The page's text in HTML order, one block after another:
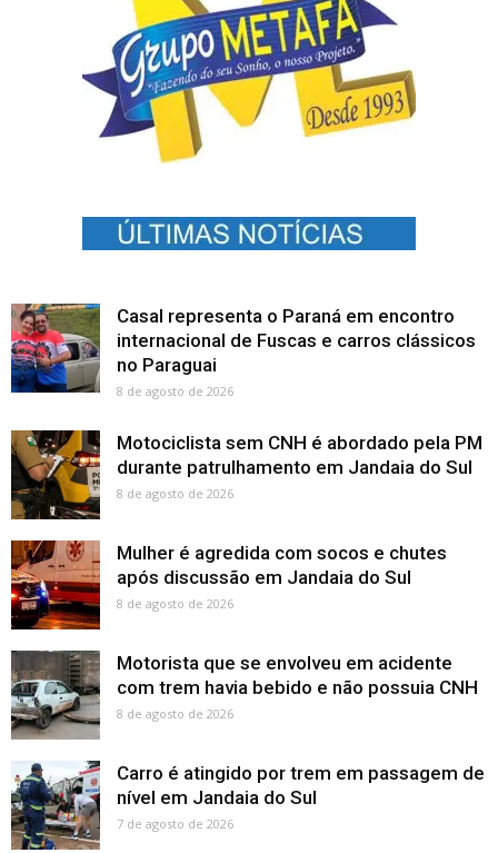
Casal representa o Paraná em encontro
internacional de Fuscas e carros clássicos
no Paraguai
8 de agosto de 2026
Motociclista sem CNH é abordado pela PM
durante patrulhamento em Jandaia do Sul
8 de agosto de 2026
Mulher é agredida com socos e chutes
após discussão em Jandaia do Sul
8 de agosto de 2026
Motorista que se envolveu em acidente
com trem havia bebido e não possuia CNH
8 de agosto de 2026
Carro é atingido por trem em passagem de
nível em Jandaia do Sul
7 de agosto de 2026